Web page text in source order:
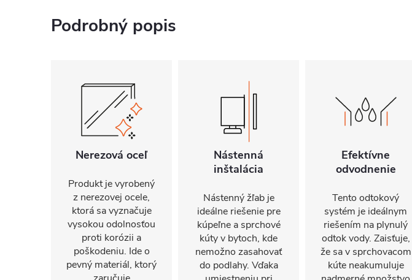
Podrobný popis
Nerezová oceľ
Produkt je vyrobený
z nerezovej ocele,
ktorá sa vyznačuje
vysokou odolnosťou
proti korózii a
poškodeniu. Ide o
pevný materiál, ktorý
Nástenná
inštalácia
Nástenný žľab je
ideálne riešenie pre
kúpeľne a sprchové
kúty v bytoch, kde
nemožno zasahovať
do podlahy. Vďaka
Efektívne
odvodnenie
Tento odtokový
systém je ideálnym
riešením na plynulý
odtok vody. Zaisťuje,
že sa v sprchovacom
kúte neakumuluje